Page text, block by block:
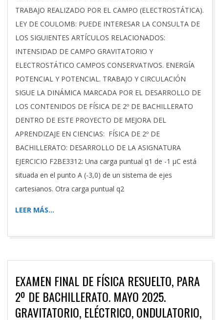
07
TRABAJO REALIZADO POR EL CAMPO (ELECTROSTÁTICA).
LEY DE COULOMB: PUEDE INTERESAR LA CONSULTA DE
LOS SIGUIENTES ARTÍCULOS RELACIONADOS:
INTENSIDAD DE CAMPO GRAVITATORIO Y
ELECTROSTÁTICO CAMPOS CONSERVATIVOS. ENERGÍA
POTENCIAL Y POTENCIAL. TRABAJO Y CIRCULACIÓN
SIGUE LA DINÁMICA MARCADA POR EL DESARROLLO DE
LOS CONTENIDOS DE FÍSICA DE 2º DE BACHILLERATO
DENTRO DE ESTE PROYECTO DE MEJORA DEL
APRENDIZAJE EN CIENCIAS: FÍSICA DE 2º DE
BACHILLERATO: DESARROLLO DE LA ASIGNATURA
EJERCICIO F2BE3312: Una carga puntual q1 de -1 µC está
situada en el punto A (-3,0) de un sistema de ejes
cartesianos. Otra carga puntual q2
LEER MÁS…
EXAMEN FINAL DE FÍSICA RESUELTO, PARA
2º DE BACHILLERATO. MAYO 2025.
GRAVITATORIO, ELÉCTRICO, ONDULATORIO,